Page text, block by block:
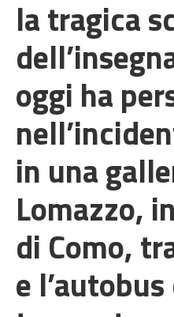
la tragica
oggi ha
in una
Lomazzo,
di Como,
e